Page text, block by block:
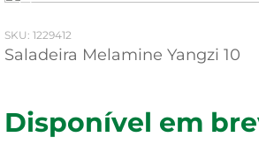
: 1229412
Saladeira Melamine Yangzi 10
Disponível em